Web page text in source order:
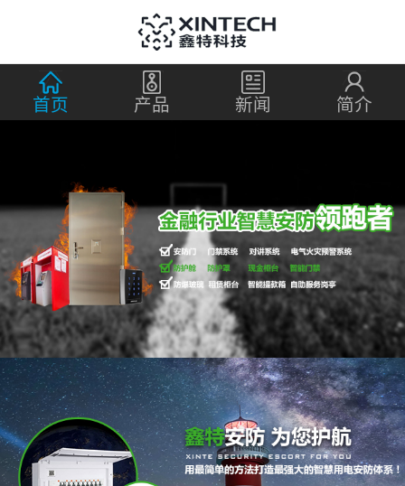
首页 产品 新闻 简介